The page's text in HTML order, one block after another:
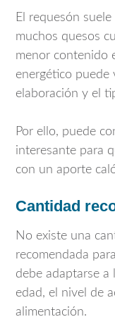
El requesón
muchos quesos
menor contenido
energético puede
elaboración y el
Por ello, puede
interesante para
con un aporte
Cantidad
No existe una
recomendada
debe adaptarse a
edad, el nivel de
alimentación.